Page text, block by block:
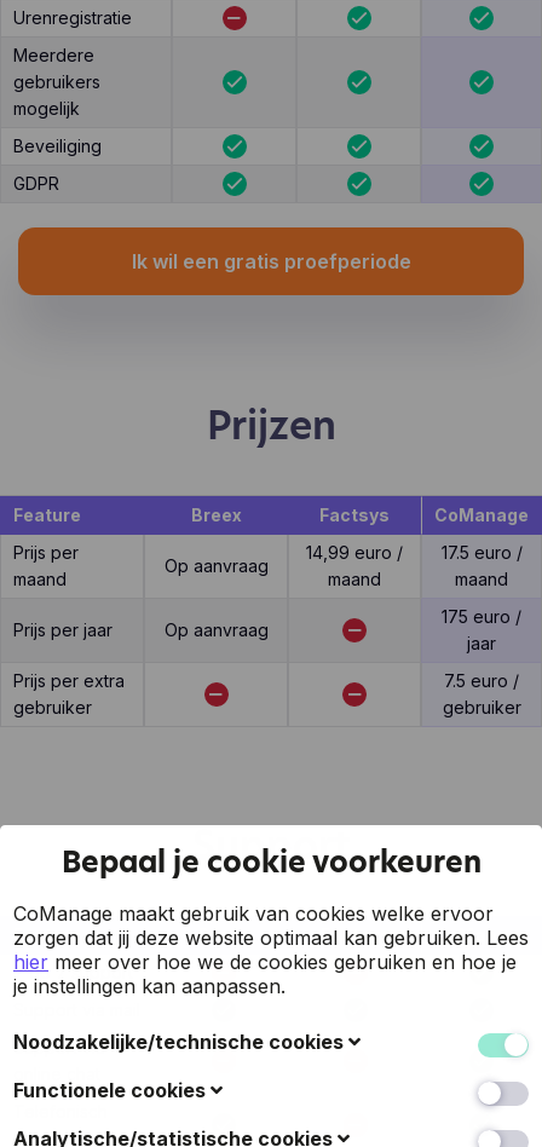
Urenregistratie
Meerdere
gebruikers
mogelijk
Beveiliging
GDPR
Ik wil een gratis proefperiode
Prijzen
Feature Breex Factsys
CoManage
Prijs per
maand
Op aanvraag
14,99 euro /
maand
17.5 euro /
maand
Prijs per jaar Op aanvraag
175 euro /
jaar
Prijs per extra
gebruiker
7.5 euro /
gebruiker
Support
Feature Breex Factsys
CoManage
7 op 7 support
Support via
support
Bepaal je cookie voorkeuren
CoManage maakt gebruik van cookies welke ervoor
zorgen dat jij deze website optimaal kan gebruiken. Lees
hier meer over hoe we de cookies gebruiken en hoe je
je instellingen kan aanpassen.
Noodzakelijke/technische cookies
Deze cookies verzamelen gegevens om de
gebruiksvriendelijkheid van de website en de ervaring
van de bezoekers te verbeteren (zoals u herkennen
Functionele cookies
Ook bekend als 'voorkeurscookies': met deze cookies
Analytische/statistische cookies